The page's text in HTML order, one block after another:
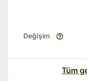
Değişim
Tüm